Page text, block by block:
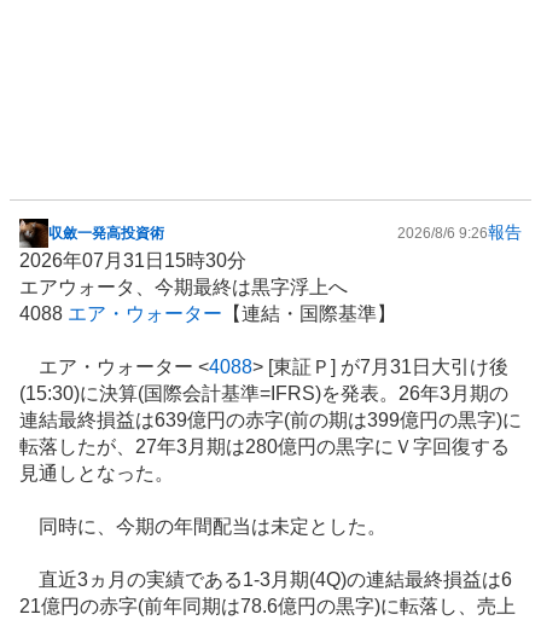
掲
示
板
記
収斂一発高投資術 2026/8/6 9:26報告
2026年07月31日15時30分
エアウォータ、今期最終は黒字浮上へ
4088 エア・ウォーター 【連結・国際基準】
エア・ウォーター <4088> [東証Ｐ] が7月31日大引け後
(15:30)に決算(国際会計基準=IFRS)を発表。26年3月期の
連結最終損益は639億円の赤字(前の期は399億円の黒字)に
転落したが、27年3月期は280億円の黒字にＶ字回復する
見通しとなった。
同時に、今期の年間配当は未定とした。
直近3ヵ月の実績である1-3月期(4Q)の連結最終損益は6
21億円の赤字(前年同期は78.6億円の黒字)に転落し、売上